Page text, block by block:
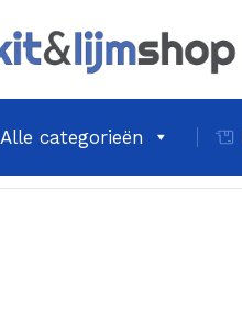
Alle categorieën